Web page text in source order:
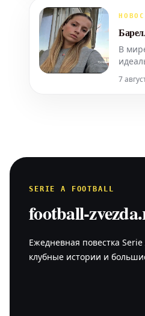
В
7
SERIE A FOOTBALL
football-
Ежедневная повестка
клубные истории и